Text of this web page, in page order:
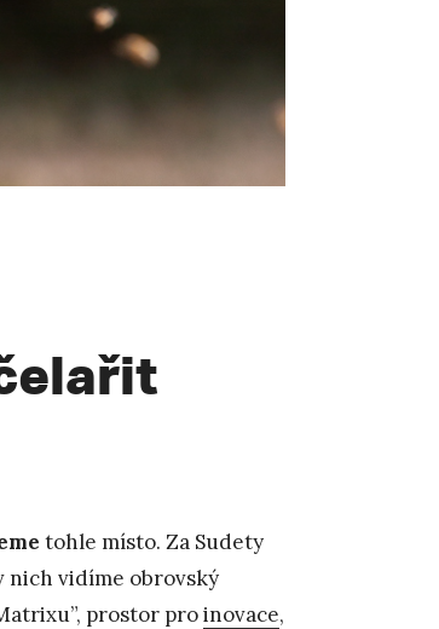
tohle místo. Za Sudety
nich vidíme obrovský
prostor proinovace,